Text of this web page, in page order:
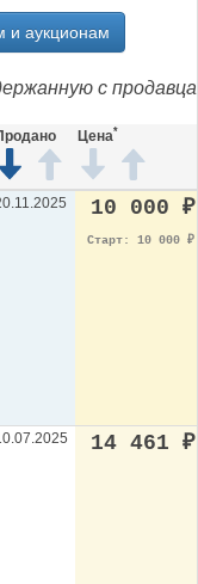
и аукционам
с продавца
Цена*
10 000 ₽
Старт: 10 000 ₽
14 461 ₽